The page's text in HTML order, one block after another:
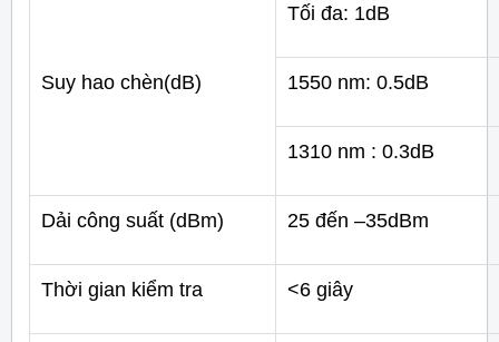
Suy hao chèn(dB)
Tối đa: 1dB
1550 nm: 0.5dB
1310 nm : 0.3dB
Dải công suất (dBm) 25 đến –35dBm
Thời gian kiểm tra <6 giây